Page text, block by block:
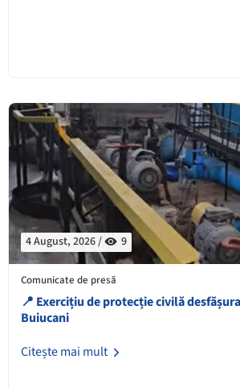
4 August, 2026 / 9
Comunicate de presă
📍 Exercițiu de protecție civilă
Buiucani
Citește mai mult